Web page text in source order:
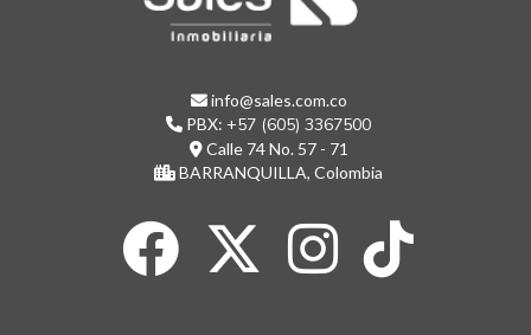
info@sales.com.co
PBX: +57 (605) 3367500
Calle 74 No. 57 - 71
BARRANQUILLA, Colombia